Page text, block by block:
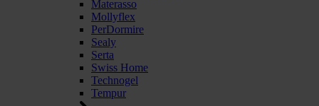
Materasso
Mollyflex
PerDormire
Sealy
Serta
Swiss Home
Technogel
Tempur